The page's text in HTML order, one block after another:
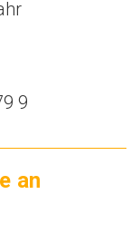
9
an